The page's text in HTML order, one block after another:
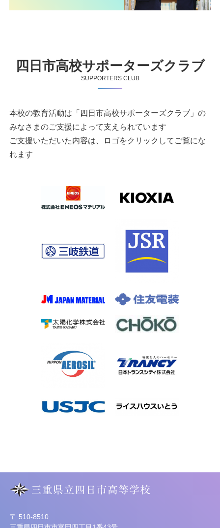
四日市高校サポーターズクラブ
SUPPORTERS CLUB
本校の教育活動は「四日市高校サポーターズクラブ」の
みなさまのご支援によって支えられています
ご支援いただいた内容は、ロゴをクリックしてご覧にな
れます
〒 510-8510